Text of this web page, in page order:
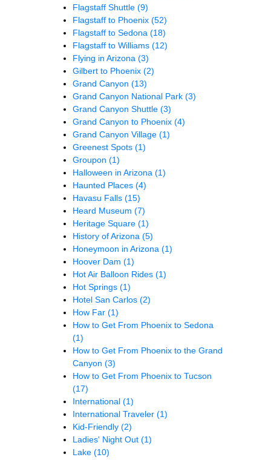
Flagstaff Shuttle (9)
Flagstaff to Phoenix (52)
Flagstaff to Sedona (18)
Flagstaff to Williams (12)
Flying in Arizona (3)
Gilbert to Phoenix (2)
Grand Canyon (13)
Grand Canyon National Park (3)
Grand Canyon Shuttle (3)
Grand Canyon to Phoenix (4)
Grand Canyon Village (1)
Greenest Spots (1)
Groupon (1)
Halloween in Arizona (1)
Haunted Places (4)
Havasu Falls (15)
Heard Museum (7)
Heritage Square (1)
History of Arizona (5)
Honeymoon in Arizona (1)
Hoover Dam (1)
Hot Air Balloon Rides (1)
Hot Springs (1)
Hotel San Carlos (2)
How Far (1)
How to Get From Phoenix to Sedona
(1)
How to Get From Phoenix to the Grand
Canyon (3)
How to Get From Phoenix to Tucson
(17)
International (1)
International Traveler (1)
Kid-Friendly (2)
Ladies' Night Out (1)
Lake (10)